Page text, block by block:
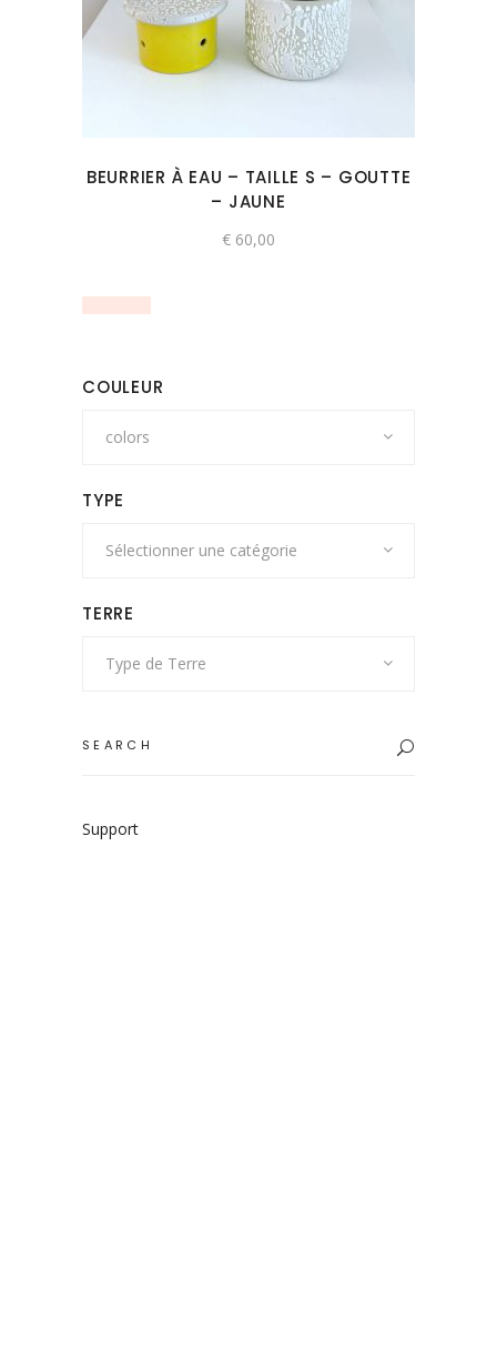
BEURRIER À EAU – TAILLE S – GOUTTE
– JAUNE
€ 60,00
COULEUR
colors
TYPE
Sélectionner une catégorie
TERRE
Type de Terre
for:
Support